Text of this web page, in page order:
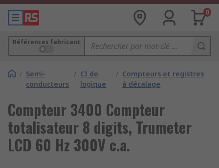
0
Références fabricant
/ Semi-
conducteurs
/ CI de
logique
/ Compteurs et registres
à décalage
Compteur 3400 Compteur
totalisateur 8 digits, Trumeter
LCD 60 Hz 300V c.a.